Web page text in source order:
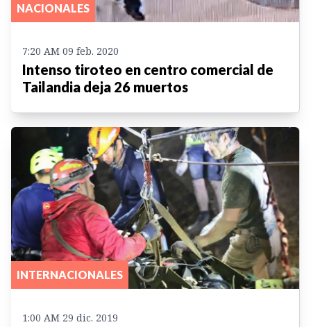
NACIONALES
7:20 AM 09 feb. 2020
Intenso tiroteo en centro comercial de
Tailandia deja 26 muertos
INTERNACIONALES
1:00 AM 29 dic. 2019